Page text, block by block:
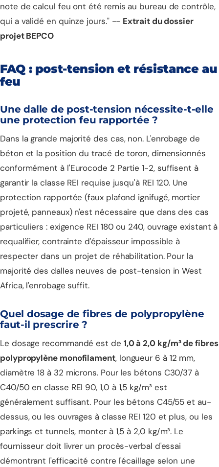
note de calcul feu ont été remis au bureau de contrôle,
qui a validé en quinze jours." -- Extrait du dossier
projet BEPCO
FAQ : post-tension et résistance au
feu
Une dalle de post-tension nécessite-t-elle
une protection feu rapportée ?
Dans la grande majorité des cas, non. L'enrobage de
béton et la position du tracé de toron, dimensionnés
conformément à l'Eurocode 2 Partie 1-2, suffisent à
garantir la classe REI requise jusqu'à REI 120. Une
protection rapportée (faux plafond ignifugé, mortier
projeté, panneaux) n'est nécessaire que dans des cas
particuliers : exigence REI 180 ou 240, ouvrage existant à
requalifier, contrainte d'épaisseur impossible à
respecter dans un projet de réhabilitation. Pour la
majorité des dalles neuves de post-tension in West
Africa, l'enrobage suffit.
Quel dosage de fibres de polypropylène
faut-il prescrire ?
Le dosage recommandé est de 1,0 à 2,0 kg/m³ de fibres
polypropylène monofilament, longueur 6 à 12 mm,
diamètre 18 à 32 microns. Pour les bétons C30/37 à
C40/50 en classe REI 90, 1,0 à 1,5 kg/m³ est
généralement suffisant. Pour les bétons C45/55 et au-
dessus, ou les ouvrages à classe REI 120 et plus, ou les
parkings et tunnels, monter à 1,5 à 2,0 kg/m³. Le
fournisseur doit livrer un procès-verbal d'essai
démontrant l'efficacité contre l'écaillage selon une